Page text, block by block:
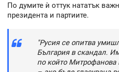
По думите ѝ оттук нататък
президента и партиите.
"Русия се опитва
България в скандал.
по който Митрофанова